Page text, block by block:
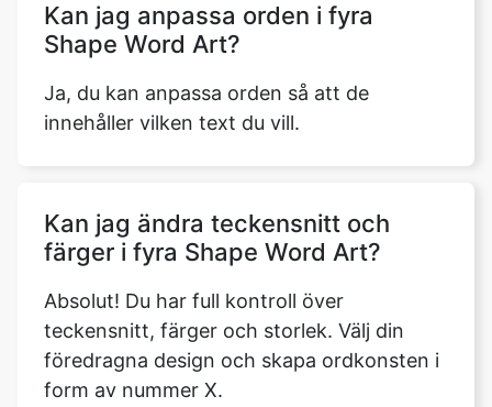
Kan jag anpassa orden i fyra
Shape Word Art?
Ja, du kan anpassa orden så att de
innehåller vilken text du vill.
Kan jag ändra teckensnitt och
färger i fyra Shape Word Art?
Absolut! Du har full kontroll över
teckensnitt, färger och storlek. Välj din
föredragna design och skapa ordkonsten i
form av nummer X.